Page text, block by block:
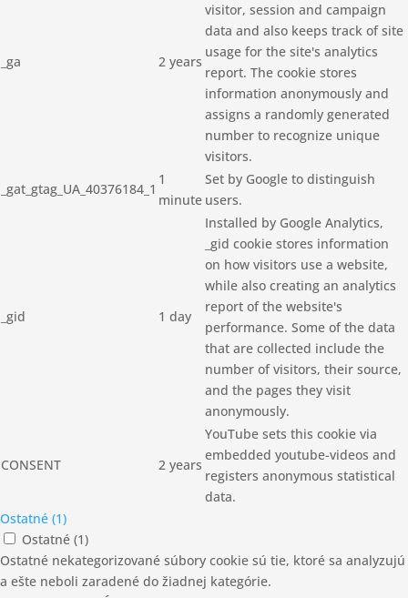
_ga 2 years
visitor, session and campaign
data and also keeps track of site
usage for the site's analytics
report. The cookie stores
information anonymously and
assigns a randomly generated
number to recognize unique
visitors.
_gat_gtag_UA_40376184_1
1
minute
Set by Google to distinguish
users.
_gid 1 day
Installed by Google Analytics,
_gid cookie stores information
on how visitors use a website,
while also creating an analytics
report of the website's
performance. Some of the data
that are collected include the
number of visitors, their source,
and the pages they visit
anonymously.
CONSENT 2 years
YouTube sets this cookie via
embedded youtube-videos and
registers anonymous statistical
data.
Ostatné (1)
Ostatné (1)
Ostatné nekategorizované súbory cookie sú tie, ktoré sa analyzujú
a ešte neboli zaradené do žiadnej kategórie.